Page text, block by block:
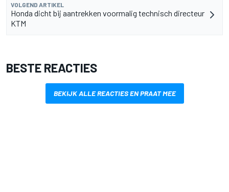
VOLGEND ARTIKEL
Honda dicht bij aantrekken voormalig technisch directeur
KTM
BESTE REACTIES
BEKIJK ALLE REACTIES EN PRAAT MEE